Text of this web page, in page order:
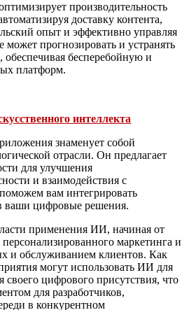
производительность
доставку контента,
опыт и эффективно управляя
прогнозировать и устранять
обеспечивая бесперебойную и
платформ.
интеллекта
знаменует собой
отрасли. Он предлагает
для улучшения
и взаимодействия с
вам интегрировать
ваши цифровые решения.
применения ИИ, начиная от
маркетинга и
и обслуживанием клиентов. Как
могут использовать ИИ для
цифрового присутствия, что
для разработчиков,
в конкурентном